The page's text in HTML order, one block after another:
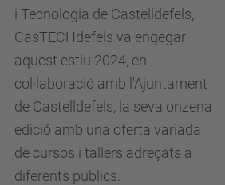
i Tecnologia de Castelldefels,
CasTECHdefels va engegar
aquest estiu 2024, en
col·laboració amb l'Ajuntament
de Castelldefels, la seva onzena
edició amb una oferta variada
de cursos i tallers adreçats a
diferents públics.